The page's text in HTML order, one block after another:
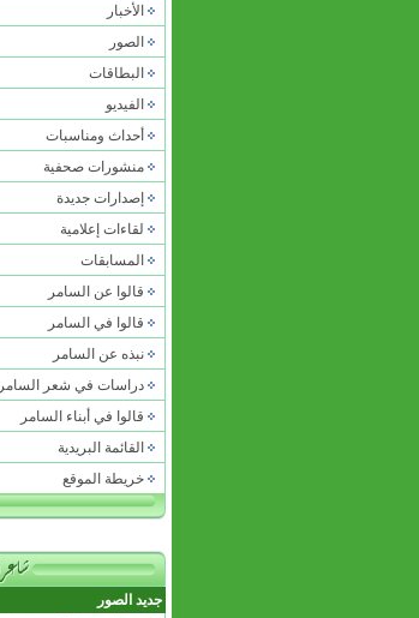
الأخبار
الصور
البطاقات
الفيديو
أحداث ومناسبات
منشورات صحفية
إصدارات جديدة
لقاءات إعلامية
المسابقات
قالوا عن السامر
قالوا في السامر
نبذه عن السامر
دراسات في شعر السامر
قالوا في أبناء السامر
القائمة البريدية
خريطة الموقع
جديد الصور